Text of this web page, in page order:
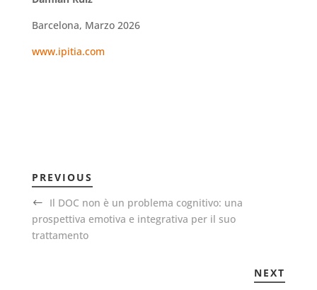
Barcelona, Marzo 2026
www.ipitia.com
PREVIOUS
Il DOC non è un problema cognitivo: una
prospettiva emotiva e integrativa per il suo
trattamento
NEXT